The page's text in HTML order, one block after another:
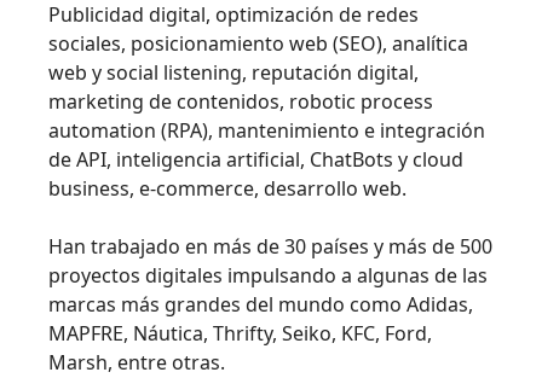
Publicidad digital, optimización de redes
sociales, posicionamiento web (SEO), analítica
web y social listening, reputación digital,
marketing de contenidos, robotic process
automation (RPA), mantenimiento e integración
de API, inteligencia artificial, ChatBots y cloud
business, e-commerce, desarrollo web.
Han trabajado en más de 30 países y más de 500
proyectos digitales impulsando a algunas de las
marcas más grandes del mundo como Adidas,
MAPFRE, Náutica, Thrifty, Seiko, KFC, Ford,
Marsh, entre otras.